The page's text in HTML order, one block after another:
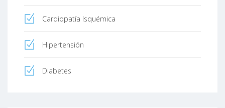
Cardiopatía Isquémica
Hipertensión
Diabetes